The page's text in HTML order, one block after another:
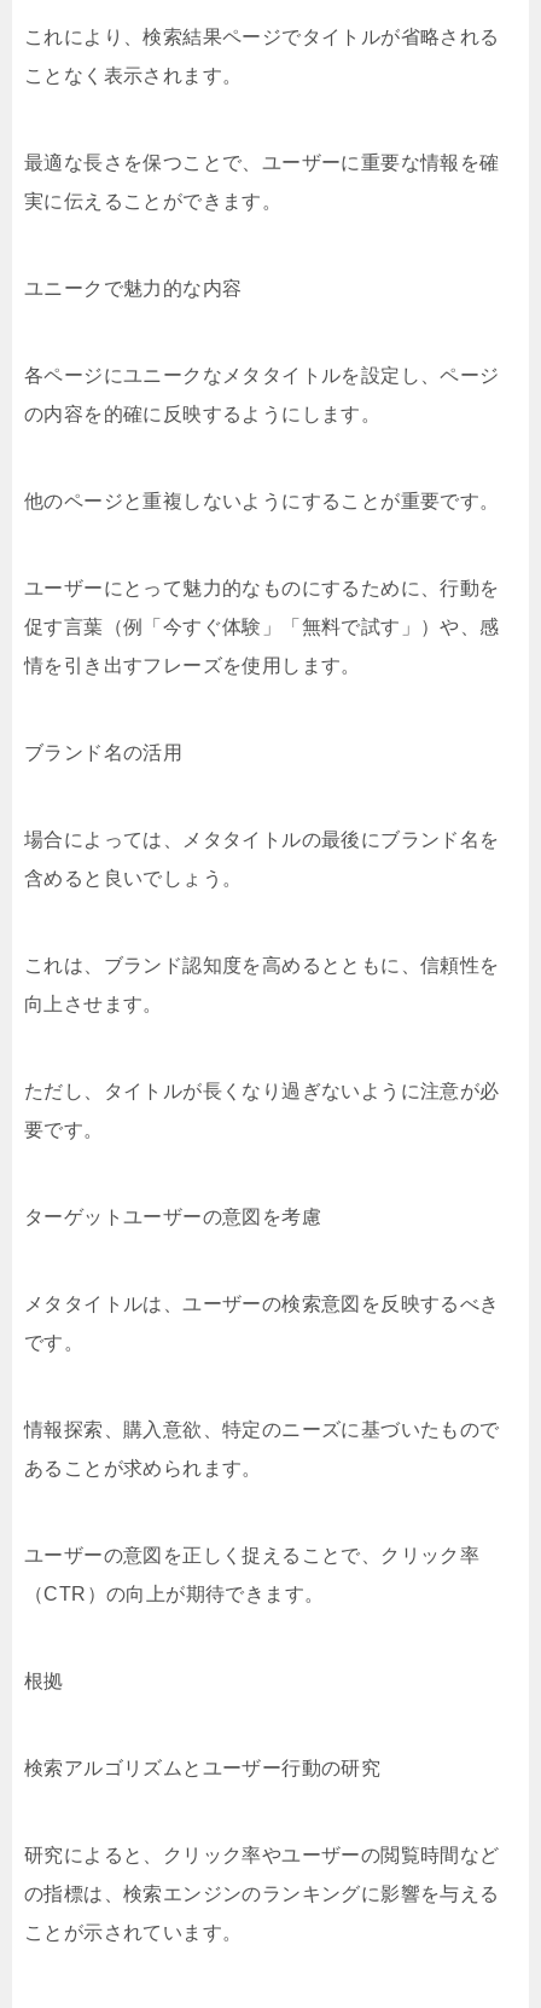
これにより、検索結果ページでタイトルが省略される
ことなく表示されます。
最適な長さを保つことで、ユーザーに重要な情報を確
実に伝えることができます。
ユニークで魅力的な内容
各ページにユニークなメタタイトルを設定し、ページ
の内容を的確に反映するようにします。
他のページと重複しないようにすることが重要です。
ユーザーにとって魅力的なものにするために、行動を
促す言葉（例「今すぐ体験」「無料で試す」）や、感
情を引き出すフレーズを使用します。
ブランド名の活用
場合によっては、メタタイトルの最後にブランド名を
含めると良いでしょう。
これは、ブランド認知度を高めるとともに、信頼性を
向上させます。
ただし、タイトルが長くなり過ぎないように注意が必
要です。
ターゲットユーザーの意図を考慮
メタタイトルは、ユーザーの検索意図を反映するべき
です。
情報探索、購入意欲、特定のニーズに基づいたもので
あることが求められます。
ユーザーの意図を正しく捉えることで、クリック率
（CTR）の向上が期待できます。
根拠
検索アルゴリズムとユーザー行動の研究
研究によると、クリック率やユーザーの閲覧時間など
の指標は、検索エンジンのランキングに影響を与える
ことが示されています。